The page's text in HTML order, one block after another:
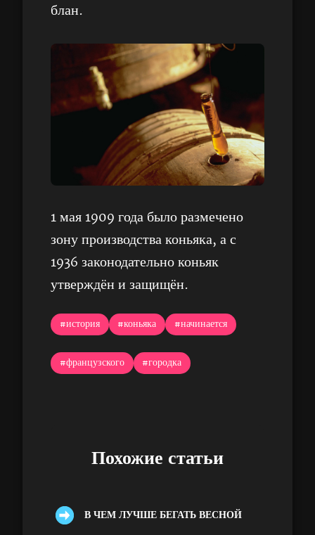
блан.
1 мая 1909 года было размечено
зону производства коньяка, а с
1936 законодательно коньяк
утверждён и защищён.
#история #коньяка #начинается
#французского #городка
Похожие статьи
В ЧЕМ ЛУЧШЕ БЕГАТЬ ВЕСНОЙ